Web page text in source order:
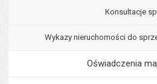
Konsultacje
Wykazy nieruchomości do
Oświadczenia